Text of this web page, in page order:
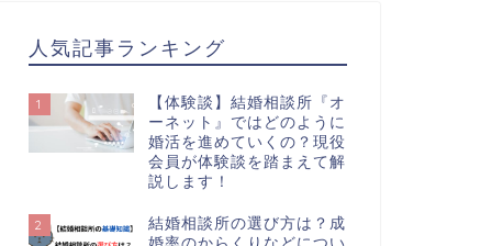
人気記事ランキング
1
【体験談】結婚相談所『オ
ーネット』ではどのように
婚活を進めていくの？現役
会員が体験談を踏まえて解
説します！
2
結婚相談所の選び方は？成